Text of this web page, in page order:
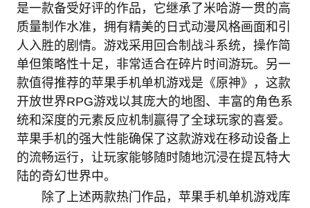
是一款备受好评的作品，它继承了米哈游一贯的高
质量制作水准，拥有精美的日式动漫风格画面和引
人入胜的剧情。游戏采用回合制战斗系统，操作简
单但策略性十足，非常适合在碎片时间游玩。另一
款值得推荐的苹果手机单机游戏是《原神》，这款
开放世界RPG游戏以其庞大的地图、丰富的角色系
统和深度的元素反应机制赢得了全球玩家的喜爱。
苹果手机的强大性能确保了这款游戏在移动设备上
的流畅运行，让玩家能够随时随地沉浸在提瓦特大
陆的奇幻世界中。
除了上述两款热门作品，苹果手机单机游戏库